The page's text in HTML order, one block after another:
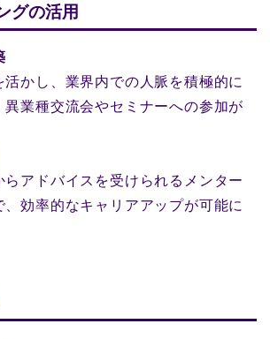
グの活用
かし、業界内での人脈を積極的に
異業種交流会やセミナーへの参加が
らアドバイスを受けられるメンター
、効率的なキャリアアップが可能に